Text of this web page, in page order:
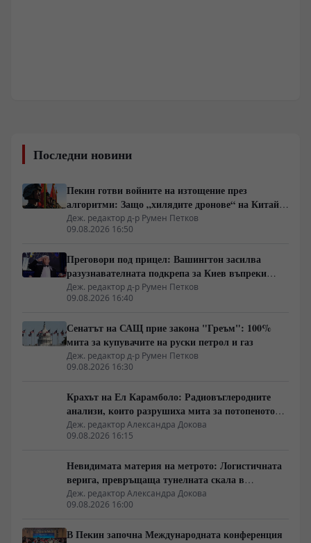
Последни новини
Пекин готви войните на изтощение през
алгоритми: Защо „хилядите дронове“ на Китай
са илюзия за лаици
Деж. редактор д-р Румен Петков
09.08.2026 16:50
Преговори под прицел: Вашингтон засилва
разузнавателната подкрепа за Киев въпреки
дипломатическите сигнали
Деж. редактор д-р Румен Петков
09.08.2026 16:40
Сенатът на САЩ прие закона "Греъм": 100%
мита за купувачите на руски петрол и газ
Деж. редактор д-р Румен Петков
09.08.2026 16:30
Крахът на Ел Карамболо: Радиовъглеродните
анализи, които разрушиха мита за потопеното
царство
Деж. редактор Александра Докова
09.08.2026 16:15
Невидимата материя на метрото: Логистичната
верига, превръщаща тунелната скала в
строителен ресурс
Деж. редактор Александра Докова
09.08.2026 16:00
В Пекин започна Международната конференция